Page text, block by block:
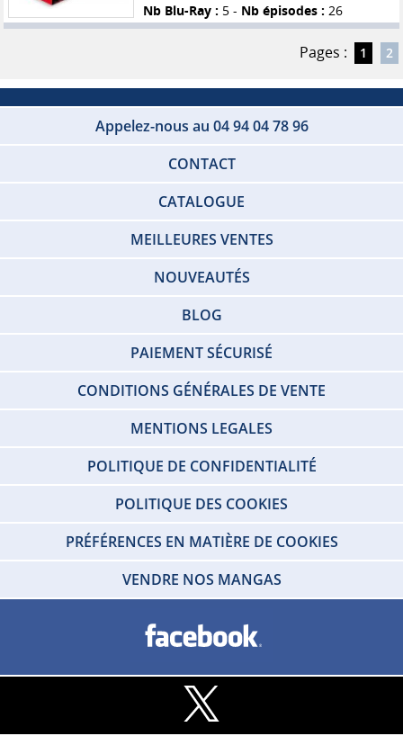
Nb Blu-Ray : 5 - Nb épisodes : 26
Pages : 1 2
Appelez-nous au 04 94 04 78 96
CONTACT
CATALOGUE
MEILLEURES VENTES
NOUVEAUTÉS
BLOG
PAIEMENT SÉCURISÉ
CONDITIONS GÉNÉRALES DE VENTE
MENTIONS LEGALES
POLITIQUE DE CONFIDENTIALITÉ
POLITIQUE DES COOKIES
PRÉFÉRENCES EN MATIÈRE DE COOKIES
VENDRE NOS MANGAS